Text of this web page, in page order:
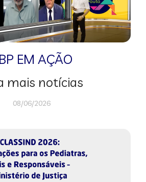
EM AÇÃO
mais notícias
08/06/2026